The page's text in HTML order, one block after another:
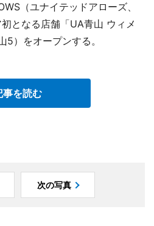
（ユナイテッドアローズ、
となる店舗「UA青山 ウィメ
5）をオープンする。
事を読む
次の写真